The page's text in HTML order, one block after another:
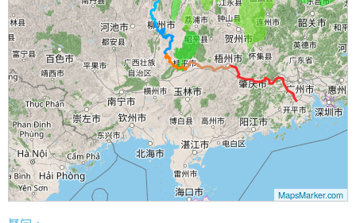
MapsMarker.com